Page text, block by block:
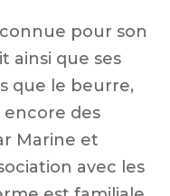
pour son
ainsi que ses
que le beurre,
encore des
Marine et
avec les